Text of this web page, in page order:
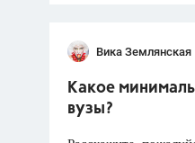
Вика Землянская
Какое
вузы?